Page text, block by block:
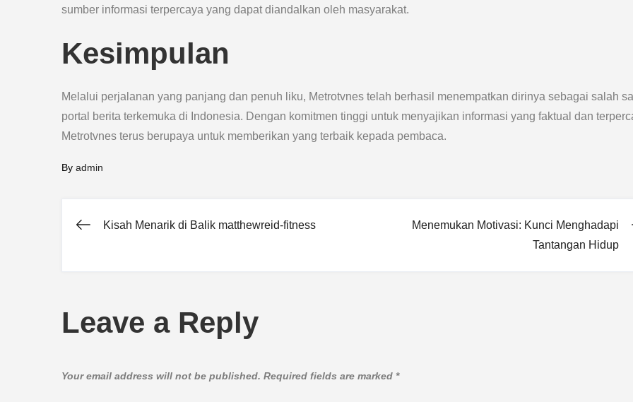
sumber informasi terpercaya yang dapat diandalkan oleh masyarakat.
Kesimpulan
Melalui perjalanan yang panjang dan penuh liku, Metrotvnes telah berhasil menempatkan dirinya sebagai salah
portal berita terkemuka di Indonesia. Dengan komitmen tinggi untuk menyajikan informasi yang faktual dan
Metrotvnes terus berupaya untuk memberikan yang terbaik kepada pembaca.
By admin
Post
Kisah Menarik di Balik matthewreid-fitness
Menemukan Motivasi: Kunci Menghadapi
Tantangan Hidup
Leave a Reply
Your email address will not be published. Required fields are marked *